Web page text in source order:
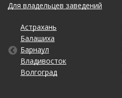
Для владельцев заведений
Астрахань
Балашиха
Барнаул
Владивосток
Волгоград
Калининград
Кемерово
Киров
Краснодар
Красноярск
Омск
Оренбург
Пенза
Пермь
Ростов-на-Дону
Тольятти
Томск
Тула
Тюмень
Ульяновск